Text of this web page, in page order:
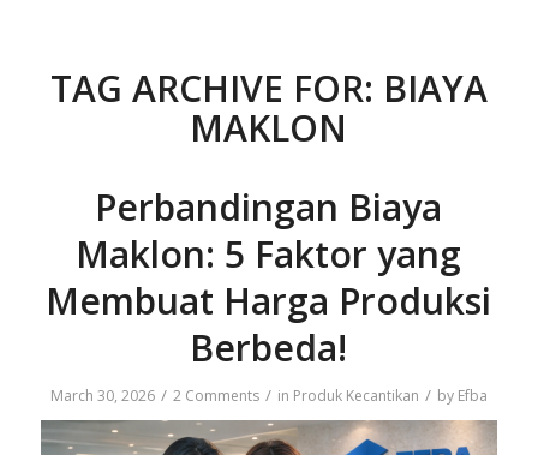
TAG ARCHIVE FOR: BIAYA
MAKLON
Perbandingan Biaya
Maklon: 5 Faktor yang
Membuat Harga Produksi
Berbeda!
March 30, 2026 / 2 Comments / in Produk Kecantikan / by Efba